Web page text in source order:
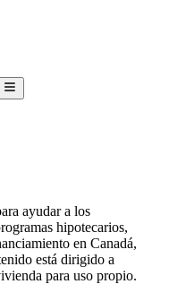
ayudar a los
hipotecarios,
en Canadá,
está dirigido a
para uso propio.